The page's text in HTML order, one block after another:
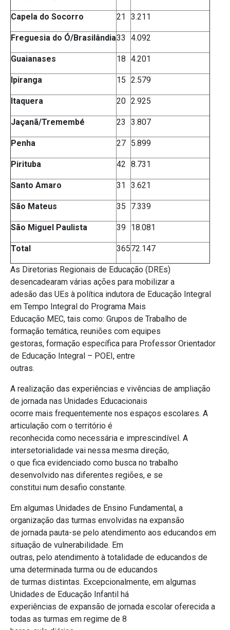
Capela do Socorro 21 3.211
Freguesia do Ó/Brasilândia33 4.092
Guaianases 18 4.201
Ipiranga 15 2.579
Itaquera 20 2.925
Jaçanã/Tremembé 23 3.807
Penha 27 5.899
Pirituba 42 8.731
Santo Amaro 31 3.621
São Mateus 35 7.339
São Miguel Paulista 39 18.081
Total 36572.147
As Diretorias Regionais de Educação (DREs)
desencadearam várias ações para mobilizar a
adesão das UEs à política indutora de Educação Integral
em Tempo Integral do Programa Mais
Educação MEC, tais como: Grupos de Trabalho de
formação temática, reuniões com equipes
gestoras, formação específica para Professor Orientador
de Educação Integral – POEI, entre
outras.
A realização das experiências e vivências de ampliação
de jornada nas Unidades Educacionais
ocorre mais frequentemente nos espaços escolares. A
articulação com o território é
reconhecida como necessária e imprescindível. A
intersetorialidade vai nessa mesma direção,
o que fica evidenciado como busca no trabalho
desenvolvido nas diferentes regiões, e se
constitui num desafio constante.
Em algumas Unidades de Ensino Fundamental, a
organização das turmas envolvidas na expansão
de jornada pauta-se pelo atendimento aos educandos em
situação de vulnerabilidade. Em
outras, pelo atendimento à totalidade de educandos de
uma determinada turma ou de educandos
de turmas distintas. Excepcionalmente, em algumas
Unidades de Educação Infantil há
experiências de expansão de jornada escolar oferecida a
todas as turmas em regime de 8